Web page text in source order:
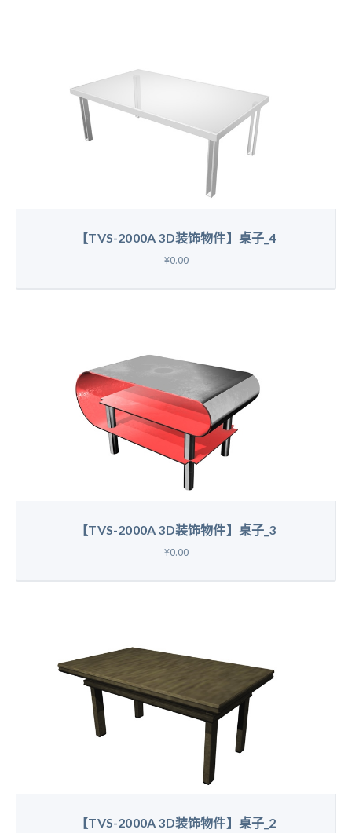
【TVS-2000A 3D装饰物件】桌子_4
¥0.00
【TVS-2000A 3D装饰物件】桌子_3
¥0.00
【TVS-2000A 3D装饰物件】桌子_2